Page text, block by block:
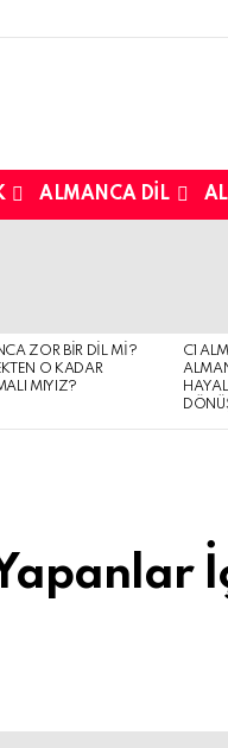
ALMANCA DIL
ZOR BIR DIL MI?
O KADAR
MIYIZ?
C1